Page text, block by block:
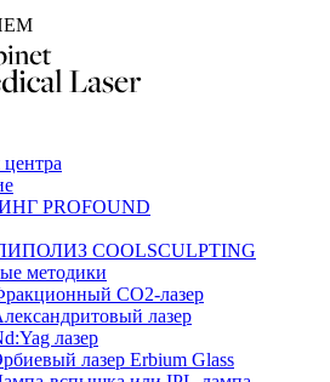
PROFOUND
COOLSCULPTING
методики
CO2-лазер
лазер
лазер
лазер Erbium Glass